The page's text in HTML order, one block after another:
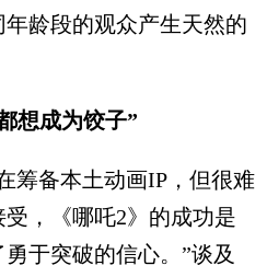
龄段的观众产生天然的
想成为饺子”
备本土动画IP，但很难
，《哪吒2》的成功是
于突破的信心。”谈及